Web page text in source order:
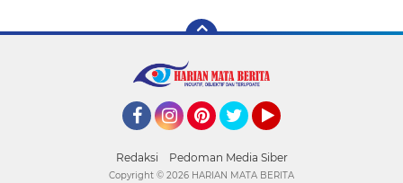
Redaksi Pedoman Media Siber
Copyright © 2026 HARIAN MATA BERITA